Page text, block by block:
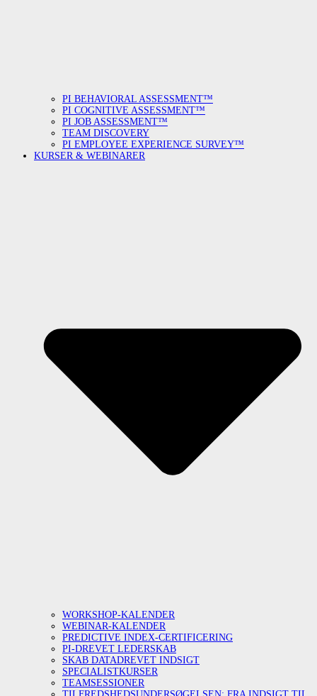
PI BEHAVIORAL ASSESSMENT™
PI COGNITIVE ASSESSMENT™
PI JOB ASSESSMENT™
TEAM DISCOVERY
PI EMPLOYEE EXPERIENCE SURVEY™
KURSER & WEBINARER
WORKSHOP-KALENDER
WEBINAR-KALENDER
PREDICTIVE INDEX-CERTIFICERING
PI-DREVET LEDERSKAB
SKAB DATADREVET INDSIGT
SPECIALISTKURSER
TEAMSESSIONER